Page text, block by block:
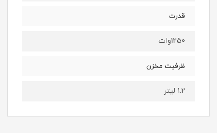
قدرت
1250وات
ظرفیت مخزن
1.2 لیتر